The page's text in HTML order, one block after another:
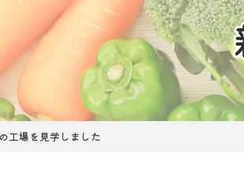
工場を見学しました